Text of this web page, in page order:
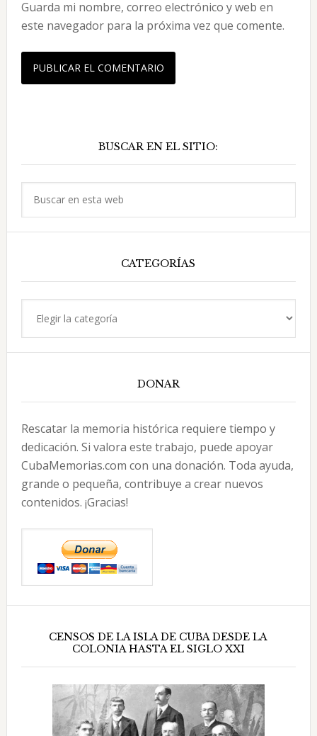
Guarda mi nombre, correo electrónico y web en
este navegador para la próxima vez que comente.
principal
BUSCAR EN EL SITIO:
CATEGORÍAS
DONAR
Rescatar la memoria histórica requiere tiempo y
dedicación. Si valora este trabajo, puede apoyar
CubaMemorias.com con una donación. Toda ayuda,
grande o pequeña, contribuye a crear nuevos
contenidos. ¡Gracias!
CENSOS DE LA ISLA DE CUBA DESDE LA
COLONIA HASTA EL SIGLO XXI